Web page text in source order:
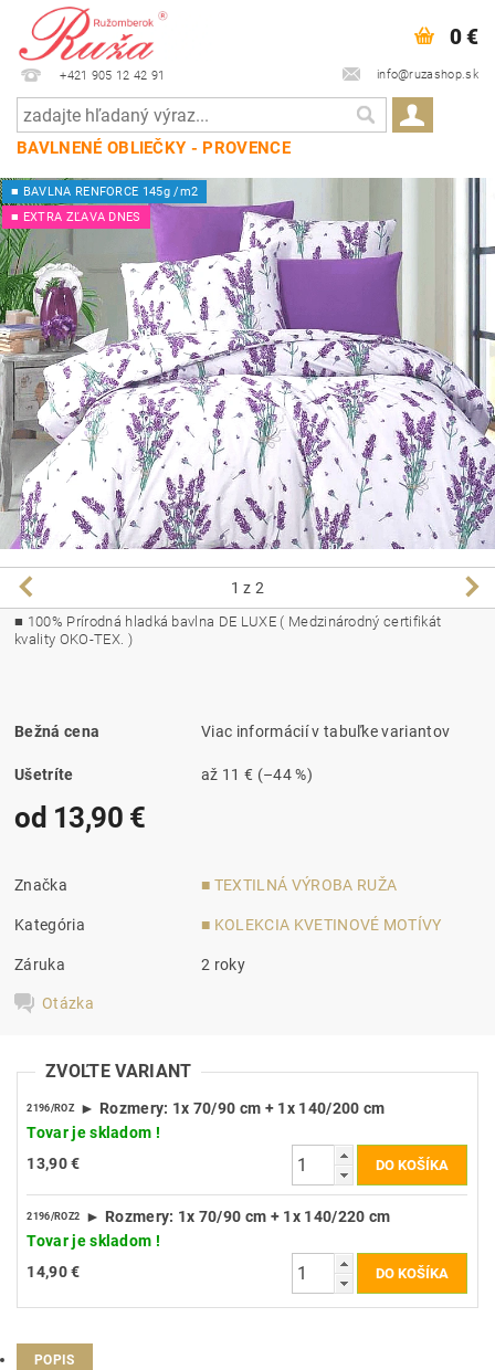
+421 905 12 42 91 info@ruzashop.sk
0 €
BAVLNENÉ OBLIEČKY - PROVENCE
■ BAVLNA RENFORCE 145g /m2
■ EXTRA ZĽAVA DNES
1 z 2
■ 100% Prírodná hladká bavlna DE LUXE ( Medzinárodný certifikát
kvality OKO-TEX. )
Bežná cena Viac informácií v tabuľke variantov
Ušetríte až 11 € (–44 %)
od 13,90 €
Značka ■ TEXTILNÁ VÝROBA RUŽA
Kategória ■ KOLEKCIA KVETINOVÉ MOTÍVY
Záruka 2 roky
Otázka
ZVOĽTE VARIANT
2196/ROZ
► Rozmery: 1x 70/90 cm + 1x 140/200 cm
Tovar je skladom !
13,90 €
2196/ROZ2
► Rozmery: 1x 70/90 cm + 1x 140/220 cm
Tovar je skladom !
14,90 €
POPIS